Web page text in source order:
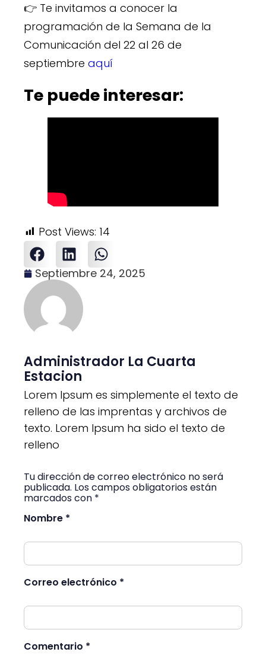
👉 Te invitamos a conocer la
programación de la Semana de la
Comunicación del 22 al 26 de
septiembre aquí
Te puede interesar:
Post Views: 14
Septiembre 24, 2025
Administrador La Cuarta
Estacion
Lorem Ipsum es simplemente el texto de
relleno de las imprentas y archivos de
texto. Lorem Ipsum ha sido el texto de
relleno
Tu dirección de correo electrónico no será
publicada. Los campos obligatorios están
marcados con *
Nombre *
Correo electrónico *
Comentario *